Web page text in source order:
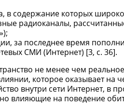
в содержание которых
радиоканалы,
за последнее время
СМИ (Интернет) [3, с. 36].
не менее чем
которое оказывает на
внутри сети Интернет, в
влияющие на поведение